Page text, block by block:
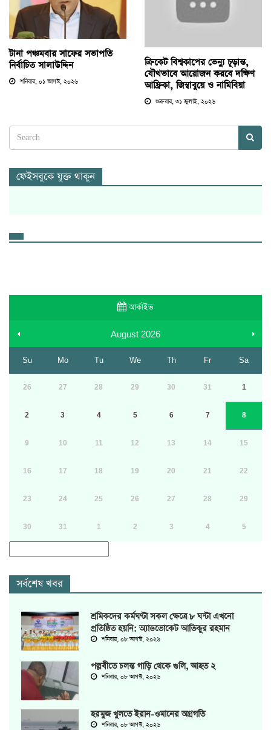
টানা পঞ্চমবার সাফের সভাপতি
নির্বাচিত সালাউদ্দিন
শনিবার, ০১ আগস্ট, ২০২৬
ক্রিকেট বিশ্বকাপের ভেন্যু চূড়ান্ত,
যৌথভাবে আয়োজন করবে দক্ষিণ
আফ্রিকা, জিম্বাবুয়ে ও নামিবিয়া
শুক্রবার, ৩১ জুলাই, ২০২৬
ফেইসবুকে যুক্ত থাকুন
আর্কাইভ
August 2026
Su Mo Tu We Th Fr Sa
26 27 28 29 30 31 1
2 3 4 5 6 7 8
9 10 11 12 13 14 15
16 17 18 19 20 21 22
23 24 25 26 27 28 29
30 31 1 2 3 4 5
সর্বশেষ খবর
শ্রমিকদের কর্মঘণ্টা সকল ক্ষেত্রে ৮ ঘন্টা এখনো
প্রতিষ্ঠিত হয়নি: অ্যাডভোকেট আতিকুর রহমান
শনিবার, ০৮ আগস্ট, ২০২৬
পল্লবীতে চলন্ত গাড়ি থেকে গুলি, আহত ২
শনিবার, ০৮ আগস্ট, ২০২৬
হরমুজ খুলতে ইরান-ওমানের অগ্রগতি
শনিবার, ০৮ আগস্ট, ২০২৬